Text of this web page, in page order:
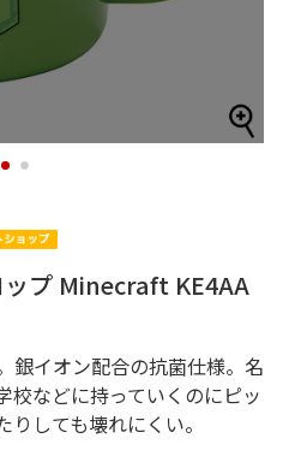
1 2
プ Minecraft KE4AA
銀イオン配合の抗菌仕様。名
校などに持っていくのにピッ
しても壊れにくい。